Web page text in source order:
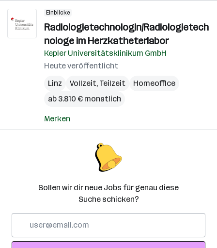
Einblicke
Radiologietechnologin/Radiologietech
nologe im Herzkatheterlabor
Kepler Universitätsklinikum GmbH
Heute veröffentlicht
Linz
Vollzeit, Teilzeit
Homeoffice
ab 3.810 € monatlich
Merken
Sollen wir dir neue Jobs für genau diese
Suche schicken?
Adresse